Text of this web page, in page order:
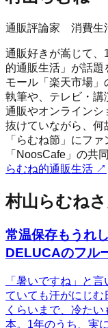
通販評論家 消費生
通販好きが嵩じて、
的通販生活」が話
モール「楽天市場」
執筆や、テレビ・講
通販やオンラインシ
抜けていながら、何
「らむね節」にフ
「NoosCafe」の共
らむね的通販生活 ↗
村山らむね
常温保存もうれ
DELUCAのフル
「暑いですね」と
ていても汗がにじむ
くらいまで、冷た
本。1年のうち、実